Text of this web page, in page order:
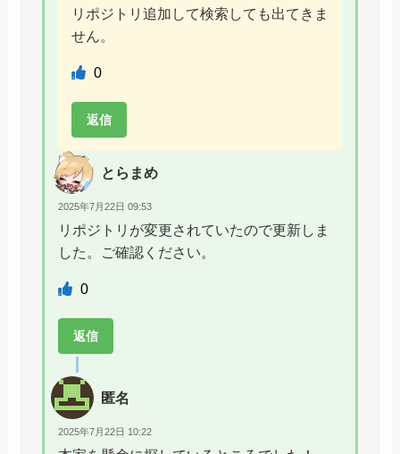
リポジトリ追加して検索しても出てきま
せん。
0
返信
とらまめ
2025年7月22日 09:53
リポジトリが変更されていたので更新しま
した。ご確認ください。
0
返信
匿名
2025年7月22日 10:22